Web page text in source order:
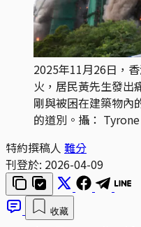
2025年11月26日，
火，居民黃先生發出
剛與被困在建築物內
的道別。攝：
特約撰稿人 難分
刊登於: 2026-04-09
收藏